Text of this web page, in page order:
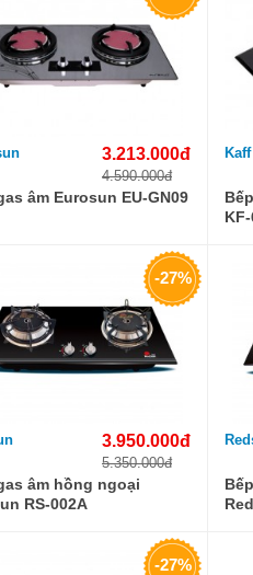
3.213.000đ
4.590.000đ
âm Eurosun EU-GN09
Kaff
-27%
3.950.000đ
5.350.000đ
âm hồng ngoại
RS-002A
-27%